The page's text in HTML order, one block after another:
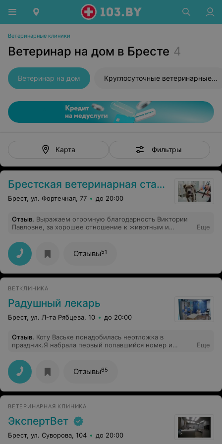
Ветеринарные клиники
Ветеринар на дом в Бресте 4
Ветеринар на дом Круглосуточные ветеринарные клиники
Карта Фильтры
Брестская ветеринарная станция
Брест, ул. Фортечная, 77 до 20:00
Отзыв. Выражаем огромную благодарность Виктории
Павловне, за хорошее отношение к животным и
Еще
Отзывы51
ВЕТКЛИНИКА
Радушный лекарь
Брест, ул. Л-та Рябцева, 10 до 20:00
Отзыв. Коту Ваське понадобилась неотложка в
праздник.Я набрала первый попавшийся номер и
кот остался жив.
Еще
Отзывы65
ВЕТЕРИНАРНАЯ КЛИНИКА
ЭкспертВет
Брест, ул. Суворова, 104 до 20:00